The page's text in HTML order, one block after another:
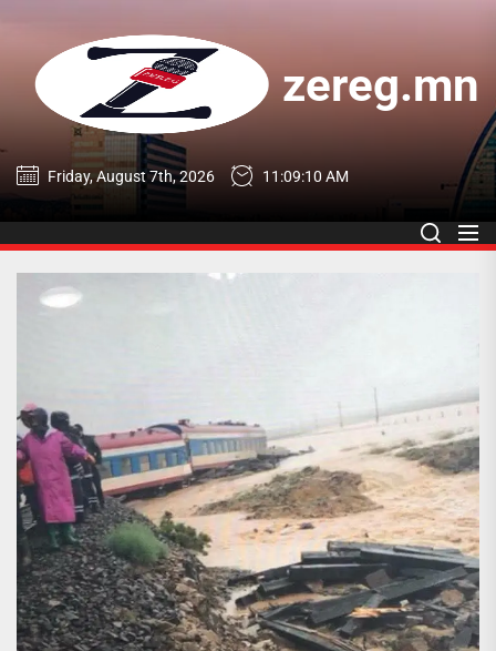
content
zereg.mn
zereg.mn
Friday, August 7th, 2026 11:09:11 AM